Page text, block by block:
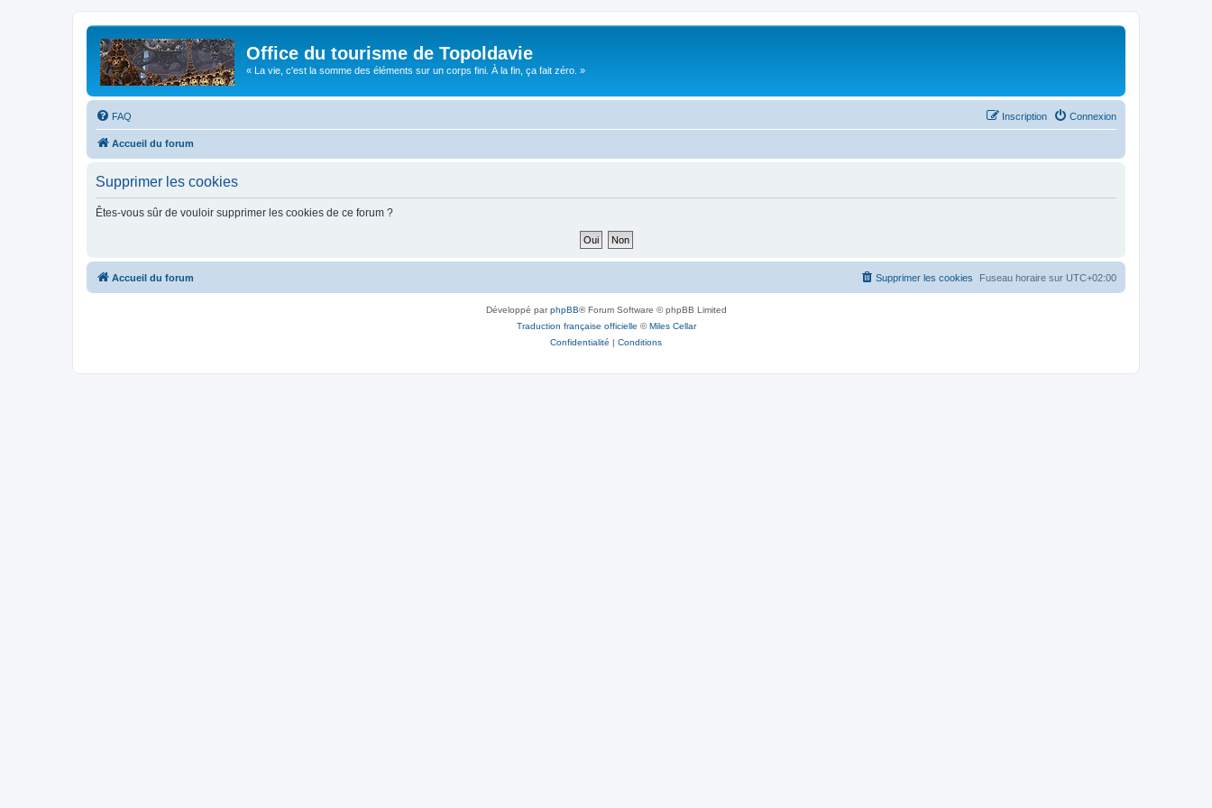
Office du tourisme de Topoldavie
« La vie, c'est la somme des éléments sur un corps fini. À la fin, ça fait zéro. »
FAQ Connexion
Inscription
Accueil du forum
Supprimer les cookies
Êtes-vous sûr de vouloir supprimer les cookies de ce forum ?
Accueil du forum Fuseau horaire sur UTC+02:00
Supprimer les cookies
Développé parphpBB® Forum Software © phpBB Limited
Traduction française officielle ©Miles Cellar
Confidentialité | Conditions